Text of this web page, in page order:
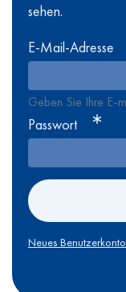
sehen.
E-Mail-Adresse
Geben Sie Ihre E-
Passwort
Neues